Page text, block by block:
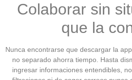
Colaborar sin
que la
Nunca encontrarse que descargar la
no separado ahorra tiempo. Hasta
ingresar informaciones entendibles,